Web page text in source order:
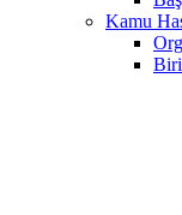
Kamu